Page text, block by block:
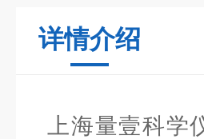
详情介绍
上海量壹科学